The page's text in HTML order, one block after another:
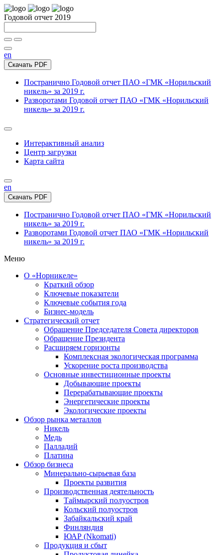
Годовой отчет 2019
en
Скачать PDF
Постранично Годовой отчет ПАО «ГМК «Норильский
никель» за 2019 г.
Разворотами Годовой отчет ПАО «ГМК «Норильский
никель» за 2019 г.
Интерактивный анализ
Центр загрузки
Карта сайта
en
Скачать PDF
Постранично Годовой отчет ПАО «ГМК «Норильский
никель» за 2019 г.
Разворотами Годовой отчет ПАО «ГМК «Норильский
никель» за 2019 г.
Меню
О «Норникеле»
Краткий обзор
Ключевые показатели
Ключевые события года
Бизнес-модель
Стратегический отчет
Обращение Председателя Совета директоров
Обращение Президента
Расширяем горизонты
Комплексная экологическая программа
Ускорение роста производства
Основные инвестиционные проекты
Добывающие проекты
Перерабатывающие проекты
Энергетические проекты
Экологические проекты
Обзор рынка металлов
Никель
Медь
Палладий
Платина
Обзор бизнеса
Минерально-сырьевая база
Проекты развития
Производственная деятельность
Таймырский полуостров
Кольский полуостров
Забайкальский край
Финляндия
ЮАР (Nkomati)
Продукция и сбыт